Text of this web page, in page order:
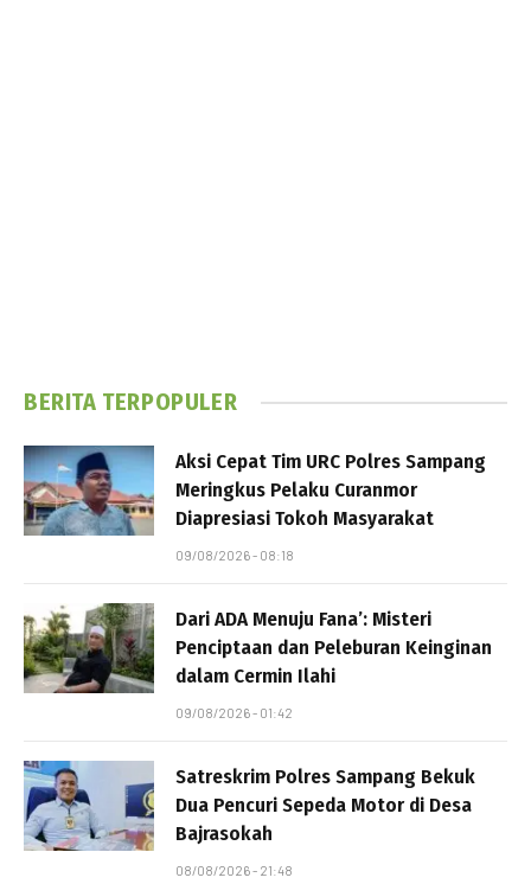
BERITA TERPOPULER
Aksi Cepat Tim URC Polres Sampang
Meringkus Pelaku Curanmor
Diapresiasi Tokoh Masyarakat
09/08/2026 - 08:18
Dari ADA Menuju Fana’: Misteri
Penciptaan dan Peleburan Keinginan
dalam Cermin Ilahi
09/08/2026 - 01:42
Satreskrim Polres Sampang Bekuk
Dua Pencuri Sepeda Motor di Desa
Bajrasokah
08/08/2026 - 21:48